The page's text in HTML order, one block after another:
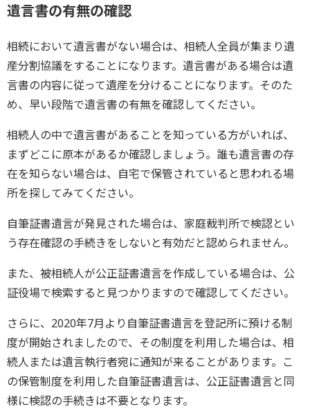
遺言書の有無の確認
相続において遺言書がない場合は、相続人全員が集まり遺
産分割協議をすることになります。遺言書がある場合は遺
言書の内容に従って遺産を分けることになります。そのた
め、早い段階で遺言書の有無を確認してください。
相続人の中で遺言書があることを知っている方がいれば、
まずどこに原本があるか確認しましょう。誰も遺言書の存
在を知らない場合は、自宅で保管されていると思われる場
所を探してみてください。
自筆証書遺言が発見された場合は、家庭裁判所で検認とい
う存在確認の手続きをしないと有効だと認められません。
また、被相続人が公正証書遺言を作成している場合は、公
証役場で検索すると見つかりますので確認してください。
さらに、2020年7月より自筆証書遺言を登記所に預ける制
度が開始されましたので、その制度を利用した場合は、相
続人または遺言執行者宛に通知が来ることがあります。こ
の保管制度を利用した自筆証書遺言は、公正証書遺言と同
様に検認の手続きは不要となります。